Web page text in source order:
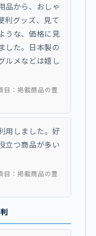
品から、おしゃ
利グッズ、見て
うな、価格に見
した。日本製の
ルメなどは嬉し
目：掲載商品の豊
用しました。好
立つ商品が多い
目：掲載商品の豊